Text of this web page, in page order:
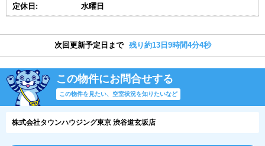
定休日: 水曜日
次回更新予定日まで 残り約13日9時間4分3秒
この物件にお問合せする
この物件を見たい、空室状況を知りたいなど
株式会社タウンハウジング東京 渋谷道玄坂店